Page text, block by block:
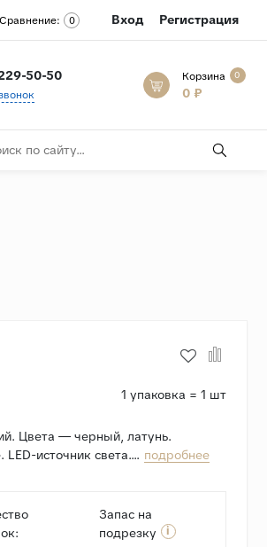
Сравнение: 0 Вход Регистрация
50-50 Корзина 0
0 ₽
1 упаковка = 1 шт
Цвета — черный, латунь.
источник света.... подробнее
Запас на
подрезку
i